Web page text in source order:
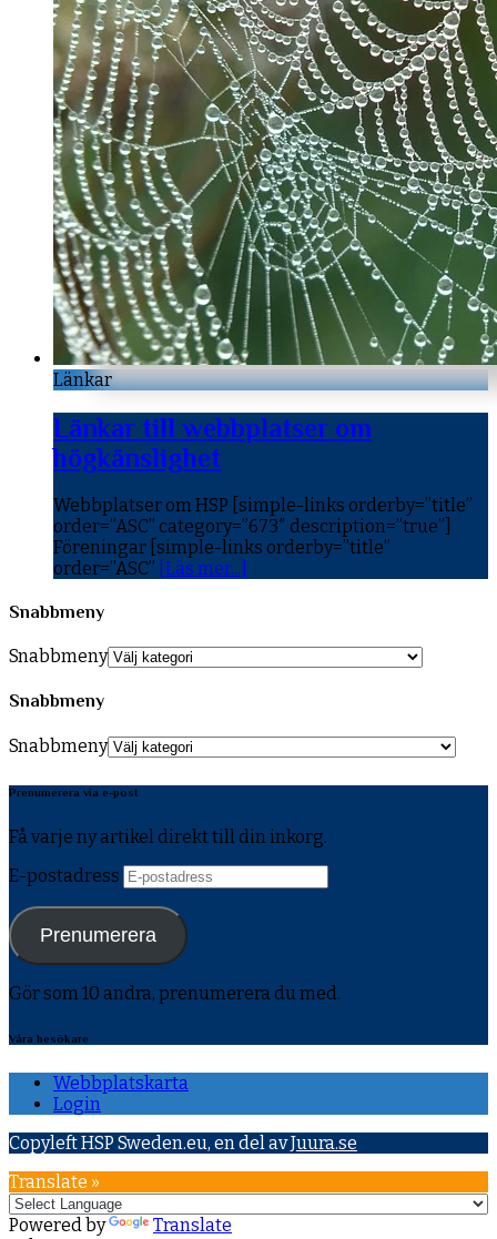
Länkar
Länkar till webbplatser om
högkänslighet
Webbplatser om HSP [simple-links orderby=”title”
order=”ASC” category=”673″ description=”true”]
Föreningar [simple-links orderby=”title”
order=”ASC” [Läs mer...]
Snabbmeny
Snabbmeny
Snabbmeny
Snabbmeny
Prenumerera via e-post
Få varje ny artikel direkt till din inkorg.
E-postadress
Prenumerera
Gör som 10 andra, prenumerera du med.
Våra besökare
Webbplatskarta
Login
Copyleft HSP Sweden.eu, en del avJuura.se
Translate »
Powered by
Translate